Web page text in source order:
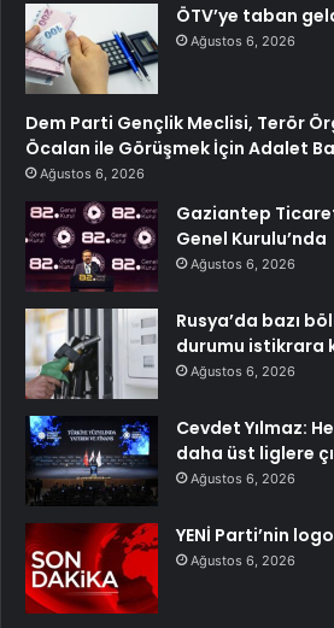
ÖTV’ye taban
Ağustos 6, 2026
Dem Parti Gençlik Meclisi, Terör
Öcalan ile Görüşmek İçin Adalet
Ağustos 6, 2026
Gaziantep
Genel Kurulu’nda
Ağustos 6, 2026
Rusya’da bazı
durumu istikrara
Ağustos 6, 2026
Cevdet Yılmaz:
daha üst liglere
Ağustos 6, 2026
YENİ Parti’nin
Ağustos 6, 2026